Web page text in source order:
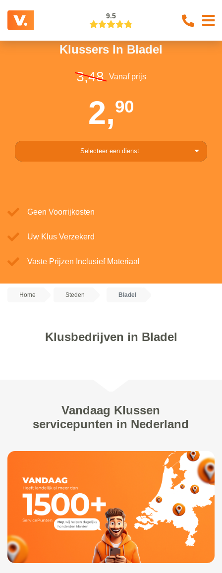
9.5
Klussers In Bladel
3,48 Vanaf prijs
2,90
Selecteer een dienst
Geen Voorrijkosten
Uw Klus Verzekerd
Vaste Prijzen Inclusief Materiaal
Home Steden Bladel
Klusbedrijven in Bladel
Vandaag Klussen
servicepunten in Nederland